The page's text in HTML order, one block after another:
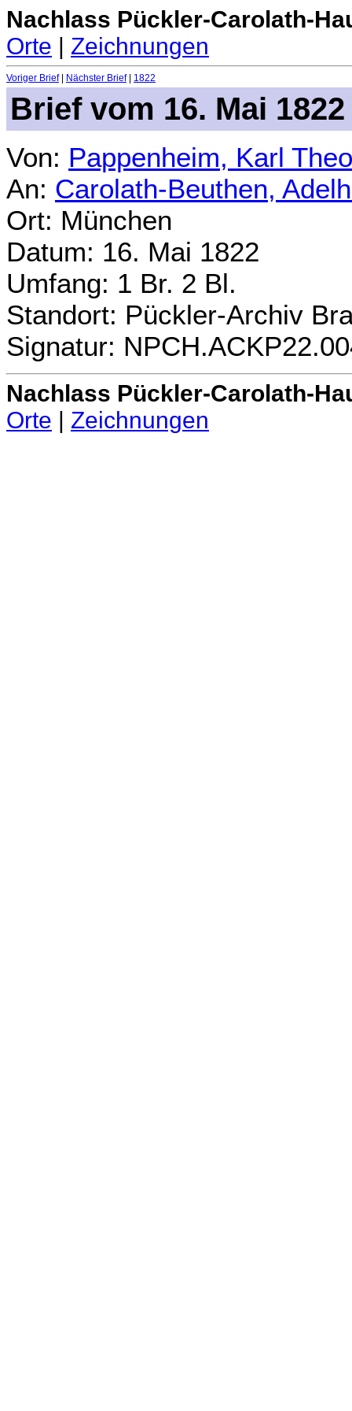
Nachlass Pückler-Carolath-
Orte | Zeichnungen
Voriger Brief| Nächster Brief| 1822
Brief vom 16. Mai 1822
Von: Pappenheim, Karl
An: Carolath-Beuthen,
Ort: München
Datum: 16. Mai 1822
Umfang: 1 Br. 2 Bl.
Standort: Pückler-Archiv
Signatur:
Nachlass Pückler-Carolath-
Orte
Zeichnungen